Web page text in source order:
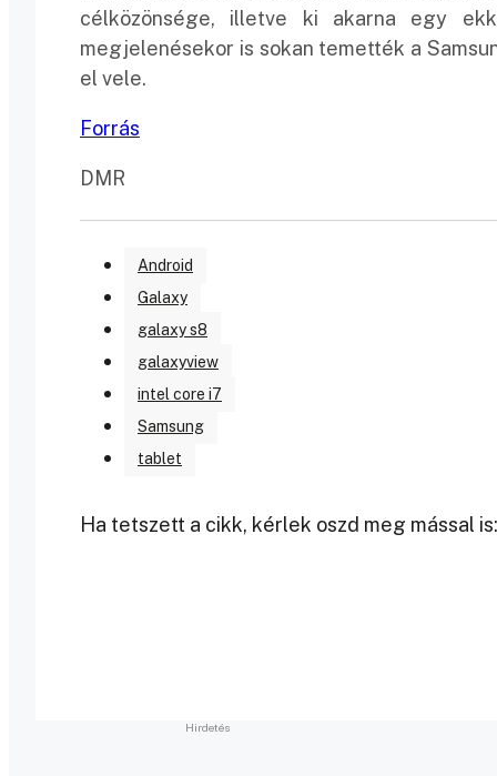
célközönsége, illetve ki akarna egy
megjelenésekor is sokan temették a
el vele.
Forrás
DMR
Android
Galaxy
galaxy s8
galaxyview
intel core i7
Samsung
tablet
Ha tetszett a cikk, kérlek oszd meg mással is: